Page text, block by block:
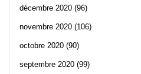
décembre 2020 (96)
novembre 2020 (106)
octobre 2020 (90)
septembre 2020 (99)